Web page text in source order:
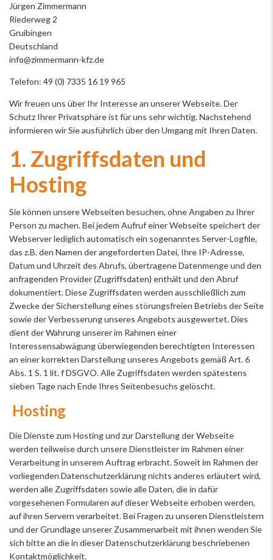
Jürgen Zimmermann
Riederweg 2
Gruibingen
Deutschland
info@zimmermann-kfz.de
Telefon: 49 (0) 7335 16 19 965
Wir freuen uns über Ihr Interesse an unserer Webseite. Der
Schutz Ihrer Privatsphäre ist für uns sehr wichtig. Nachstehend
informieren wir Sie ausführlich über den Umgang mit Ihren Daten.
1. Zugriffsdaten und
Hosting
Sie können unsere Webseiten besuchen, ohne Angaben zu Ihrer
Person zu machen. Bei jedem Aufruf einer Webseite speichert der
Webserver lediglich automatisch ein sogenanntes Server-Logfile,
das z.B. den Namen der angeforderten Datei, Ihre IP-Adresse,
Datum und Uhrzeit des Abrufs, übertragene Datenmenge und den
anfragenden Provider (Zugriffsdaten) enthält und den Abruf
dokumentiert. Diese Zugriffsdaten werden ausschließlich zum
Zwecke der Sicherstellung eines störungsfreien Betriebs der Seite
sowie der Verbesserung unseres Angebots ausgewertet. Dies
dient der Wahrung unserer im Rahmen einer
Interessensabwägung überwiegenden berechtigten Interessen
an einer korrekten Darstellung unseres Angebots gemäß Art. 6
Abs. 1 S. 1 lit. f DSGVO. Alle Zugriffsdaten werden spätestens
sieben Tage nach Ende Ihres Seitenbesuchs gelöscht.
Hosting
Die Dienste zum Hosting und zur Darstellung der Webseite
werden teilweise durch unsere Dienstleister im Rahmen einer
Verarbeitung in unserem Auftrag erbracht. Soweit im Rahmen der
vorliegenden Datenschutzerklärung nichts anderes erläutert wird,
werden alle Zugriffsdaten sowie alle Daten, die in dafür
vorgesehenen Formularen auf dieser Webseite erhoben werden,
auf ihren Servern verarbeitet. Bei Fragen zu unseren Dienstleistern
und der Grundlage unserer Zusammenarbeit mit ihnen wenden Sie
sich bitte an die in dieser Datenschutzerklärung beschriebenen
Kontaktmöglichkeit.